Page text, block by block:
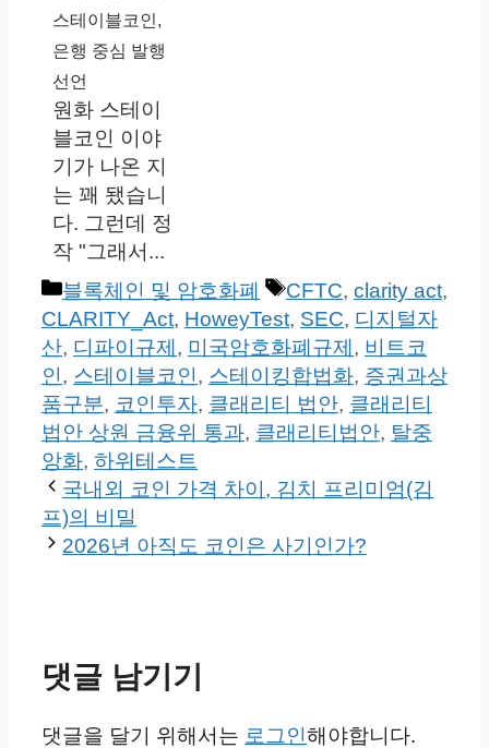
스테이블코인,
은행 중심 발행
선언
원화 스테이
블코인 이야
기가 나온 지
는 꽤 됐습니
다. 그런데 정
작 "그래서...
카
테
고
리
블록체인 및 암호화폐
태
그
CFTC, clarity act,
CLARITY_Act, HoweyTest, SEC, 디지털자
산, 디파이규제 , 미국암호화폐규제 , 비트코
인, 스테이블코인, 스테이킹합법화, 증권과상
품구분, 코인투자, 클래리티 법안, 클래리티
법안 상원 금융위 통과, 클래리티법안, 탈중
앙화, 하위테스트
국내외 코인 가격 차이, 김치 프리미엄(김
프)의 비밀
2026년 아직도 코인은 사기인가?
댓글 남기기
댓글을 달기 위해서는 로그인해야합니다.